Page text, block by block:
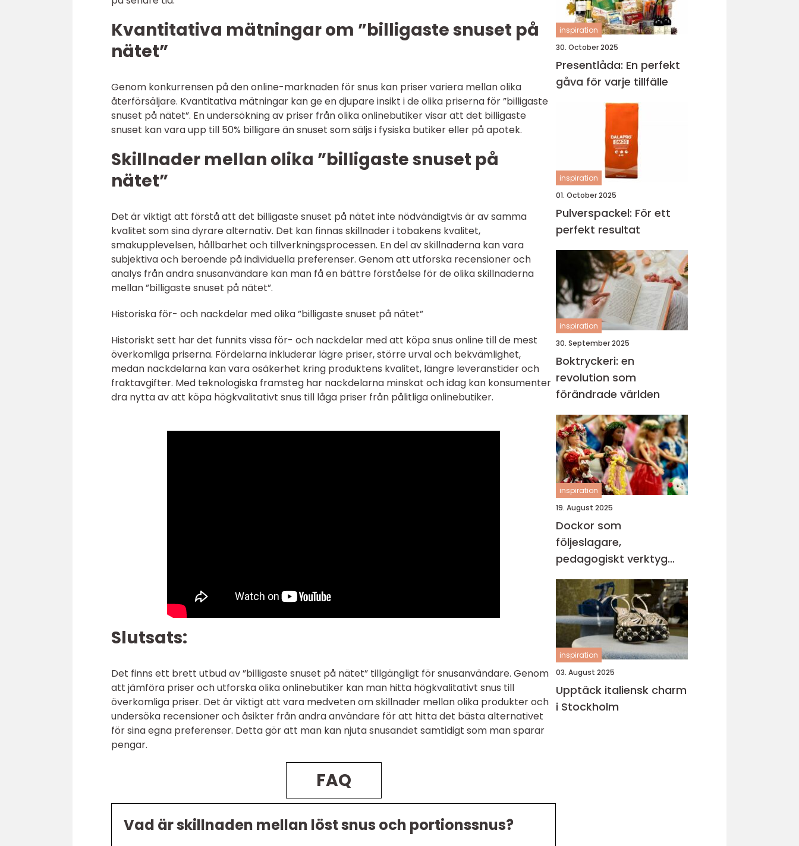
Kvantitativa mätningar om ”billigaste snuset på
nätet”
Genom konkurrensen på den online-marknaden för snus kan priser variera mellan olika
återförsäljare. Kvantitativa mätningar kan ge en djupare insikt i de olika priserna för ”billigaste
snuset på nätet”. En undersökning av priser från olika onlinebutiker visar att det billigaste
snuset kan vara upp till 50% billigare än snuset som säljs i fysiska butiker eller på apotek.
Skillnader mellan olika ”billigaste snuset på
nätet”
Det är viktigt att förstå att det billigaste snuset på nätet inte nödvändigtvis är av samma
kvalitet som sina dyrare alternativ. Det kan finnas skillnader i tobakens kvalitet,
smakupplevelsen, hållbarhet och tillverkningsprocessen. En del av skillnaderna kan vara
subjektiva och beroende på individuella preferenser. Genom att utforska recensioner och
analys från andra snusanvändare kan man få en bättre förståelse för de olika skillnaderna
mellan ”billigaste snuset på nätet”.
Historiska för- och nackdelar med olika ”billigaste snuset på nätet”
Historiskt sett har det funnits vissa för- och nackdelar med att köpa snus online till de mest
överkomliga priserna. Fördelarna inkluderar lägre priser, större urval och bekvämlighet,
medan nackdelarna kan vara osäkerhet kring produktens kvalitet, längre leveranstider och
fraktavgifter. Med teknologiska framsteg har nackdelarna minskat och idag kan konsumenter
dra nytta av att köpa högkvalitativt snus till låga priser från pålitliga onlinebutiker.
Slutsats:
Det finns ett brett utbud av ”billigaste snuset på nätet” tillgängligt för snusanvändare. Genom
att jämföra priser och utforska olika onlinebutiker kan man hitta högkvalitativt snus till
överkomliga priser. Det är viktigt att vara medveten om skillnader mellan olika produkter och
undersöka recensioner och åsikter från andra användare för att hitta det bästa alternativet
för sina egna preferenser. Detta gör att man kan njuta snusandet samtidigt som man sparar
pengar.
FAQ
Vad är skillnaden mellan löst snus och portionssnus?
inspiration
30. October 2025
Presentlåda: En perfekt
gåva för varje tillfälle
inspiration
01. October 2025
Pulverspackel: För ett
perfekt resultat
inspiration
30. September 2025
Boktryckeri: en
revolution som
förändrade världen
inspiration
19. August 2025
Dockor som
följeslagare,
pedagogiskt verktyg
och trygghet i vardagen
inspiration
03. August 2025
Upptäck italiensk charm
i Stockholm